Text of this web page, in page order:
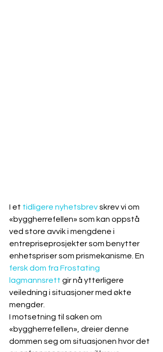
I et tidligere nyhetsbrev skrev vi om
«byggherrefellen» som kan oppstå
ved store avvik i mengdene i
entrepriseprosjekter som benytter
enhetspriser som prismekanisme. En
fersk dom fra Frostating
lagmannsrett gir nå ytterligere
veiledning i situasjoner med økte
mengder.
I motsetning til saken om
«byggherrefellen», dreier denne
dommen seg om situasjonen hvor det